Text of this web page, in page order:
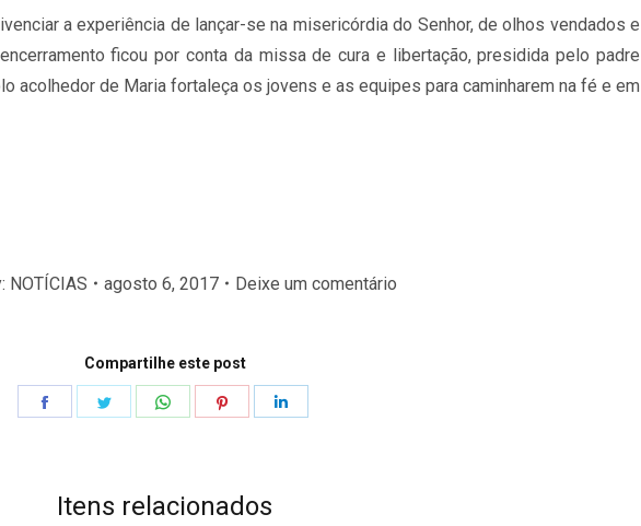
a experiência de lançar-se na misericórdia do Senhor, de olhos vendados e
ficou por conta da missa de cura e libertação, presidida pelo padre
acolhedor de Maria fortaleça os jovens e as equipes para caminharem na fé e em
NOTÍCIAS agosto 6, 2017 Deixe um comentário
Compartilhe este post
Share
Share
Itens relacionados